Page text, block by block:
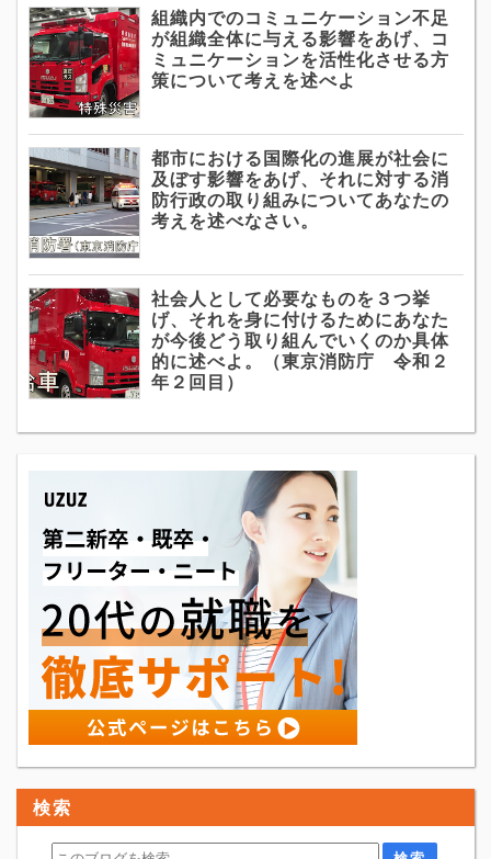
組織内でのコミュニケーション不足
が組織全体に与える影響をあげ、コ
ミュニケーションを活性化させる方
策について考えを述べよ
都市における国際化の進展が社会に
及ぼす影響をあげ、それに対する消
防行政の取り組みについてあなたの
考えを述べなさい。
社会人として必要なものを３つ挙
げ、それを身に付けるためにあなた
が今後どう取り組んでいくのか具体
的に述べよ。（東京消防庁 令和２
年２回目）
検索